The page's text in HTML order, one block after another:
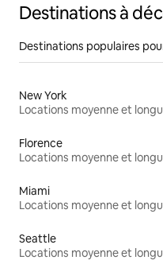
Destinations à
Destinations populaires
New York
Florence
Miami
Seattle